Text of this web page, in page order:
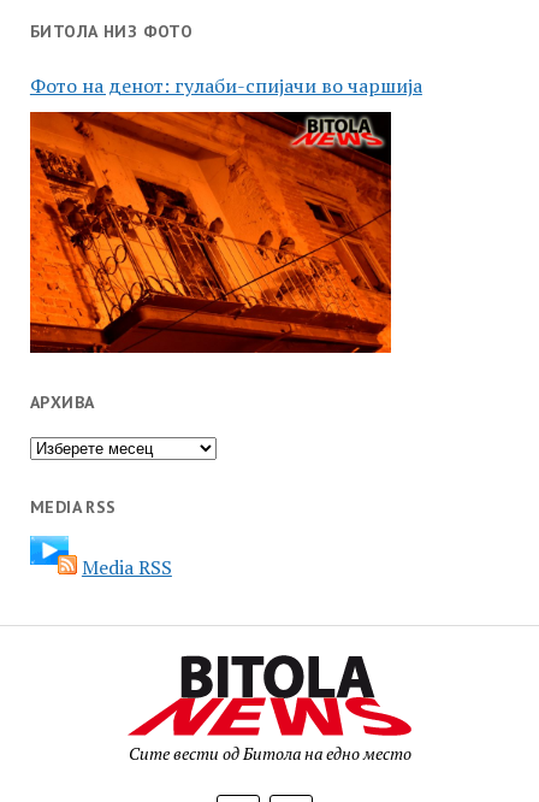
БИТОЛА НИЗ ФОТО
Фото на денот: гулаби-спијачи во чаршија
АРХИВА
Архива
MEDIA RSS
Media RSS
Сите вести од Битола на едно место